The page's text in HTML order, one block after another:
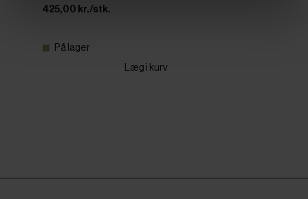
425,00 kr./stk.
På lager
Læg i kurv